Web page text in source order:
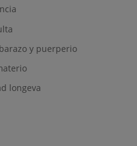
y puerperio
longeva